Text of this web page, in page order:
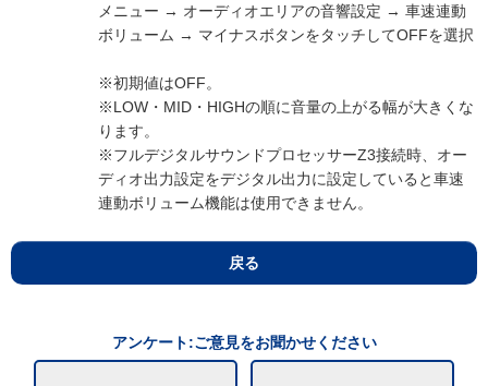
メニュー → オーディオエリアの音響設定 → 車速連動
ボリューム → マイナスボタンをタッチしてOFFを選択
※初期値はOFF。
※LOW・MID・HIGHの順に音量の上がる幅が大きくな
ります。
※フルデジタルサウンドプロセッサーZ3接続時、オー
ディオ出力設定をデジタル出力に設定していると車速
連動ボリューム機能は使用できません。
戻る
アンケート:ご意見をお聞かせください